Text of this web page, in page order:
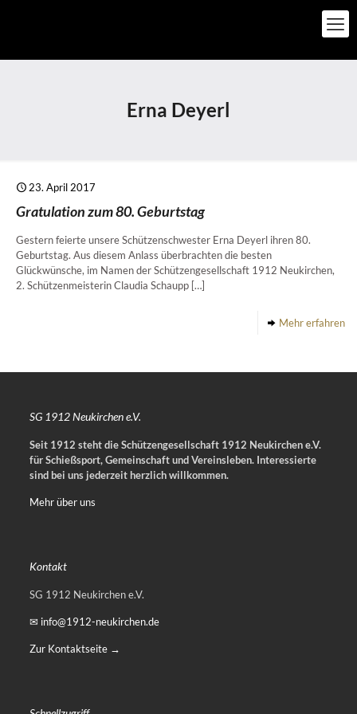
Erna Deyerl
23. April 2017
Gratulation zum 80. Geburtstag
Gestern feierte unsere Schützenschwester Erna Deyerl ihren 80.
Geburtstag. Aus diesem Anlass überbrachten die besten
Glückwünsche, im Namen der Schützengesellschaft 1912 Neukirchen,
2. Schützenmeisterin Claudia Schaupp […]
Mehr erfahren
SG 1912 Neukirchen e.V.
Seit 1912 steht die Schützengesellschaft 1912 Neukirchen e.V.
für Schießsport, Gemeinschaft und Vereinsleben. Interessierte
sind bei uns jederzeit herzlich willkommen.
Mehr über uns
Kontakt
SG 1912 Neukirchen e.V.
✉ info@1912-neukirchen.de
Zur Kontaktseite →